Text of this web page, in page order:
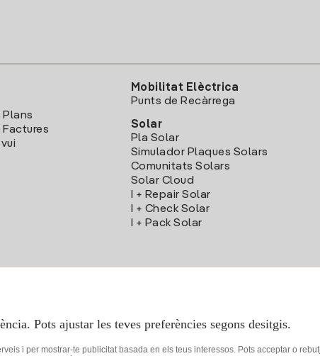
Mobilitat Elèctrica
Punts de Recàrrega
Solar
Pla Solar
Simulador Plaques Solars
Comunitats Solars
Solar Cloud
I + Repair Solar
I + Check Solar
I + Pack Solar
Pots ajustar les teves preferències segons desitgis.
i per mostrar-te publicitat basada en els teus interessos. Pots acceptar o